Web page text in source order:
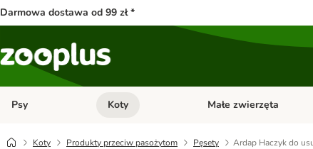
Darmowa dostawa od 99 zł *
Psy Otwórz menu kategorii: Psy
Koty Otwórz menu kategorii:
Małe zwierzęta
Koty Produkty przeciw pasożytom Pęsety Ardap Haczyk do